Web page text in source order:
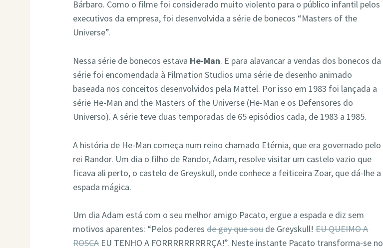
Bárbaro. Como o filme foi considerado muito violento para o público infantil pelos
executivos da empresa, foi desenvolvida a série de bonecos “Masters of the
Universe”.
Nessa série de bonecos estava He-Man. E para alavancar a vendas dos bonecos da
série foi encomendada à Filmation Studios uma série de desenho animado
baseada nos conceitos desenvolvidos pela Mattel. Por isso em 1983 foi lançada a
série He-Man and the Masters of the Universe (He-Man e os Defensores do
Universo). A série teve duas temporadas de 65 episódios cada, de 1983 a 1985.
A história de He-Man começa num reino chamado Etérnia, que era governado pelo
rei Randor. Um dia o filho de Randor, Adam, resolve visitar um castelo vazio que
ficava ali perto, o castelo de Greyskull, onde conhece a feiticeira Zoar, que dá-lhe a
espada mágica.
Um dia Adam está com o seu melhor amigo Pacato, ergue a espada e diz sem
motivos aparentes: “Pelos poderesde gay que soude Greyskull!EU QUEIMO A
ROSCAEU TENHO A FORRRRRRRRRÇA!”. Neste instante Pacato transforma-se no